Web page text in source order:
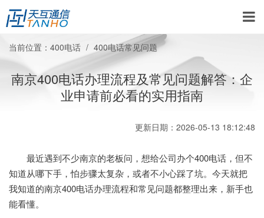
当前位置： 400电话 400电话常见问题
南京400电话办理流程及常见问题解答：企
业申请前必看的实用指南
更新日期：2026-05-13 18:12:48
最近遇到不少南京的老板问，想给公司办个400电话，但不
知道从哪下手，怕步骤太复杂，或者不小心踩了坑。今天就把
我知道的南京400电话办理流程和常见问题都整理出来，新手也
能看懂。